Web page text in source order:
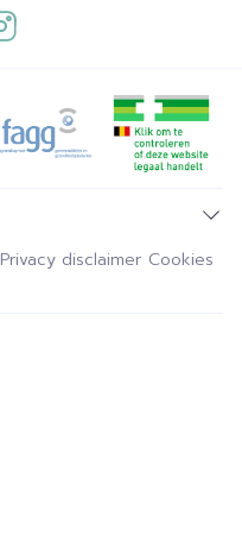
Privacy disclaimer Cookies